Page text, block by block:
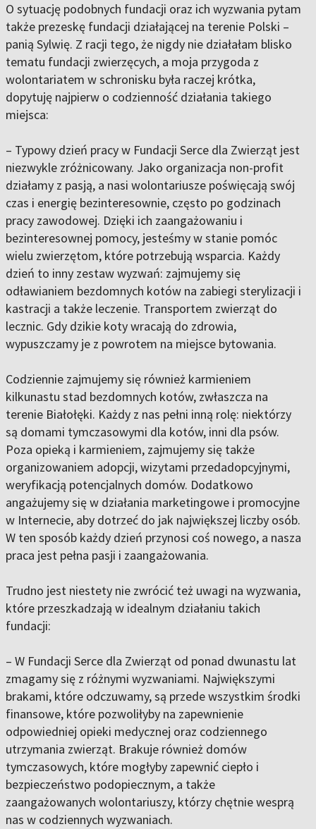
O sytuację podobnych fundacji oraz ich wyzwania pytam
także prezeskę fundacji działającej na terenie Polski –
panią Sylwię. Z racji tego, że nigdy nie działałam blisko
tematu fundacji zwierzęcych, a moja przygoda z
wolontariatem w schronisku była raczej krótka,
dopytuję najpierw o codzienność działania takiego
miejsca:
– Typowy dzień pracy w Fundacji Serce dla Zwierząt jest
niezwykle zróżnicowany. Jako organizacja non-profit
działamy z pasją, a nasi wolontariusze poświęcają swój
czas i energię bezinteresownie, często po godzinach
pracy zawodowej. Dzięki ich zaangażowaniu i
bezinteresownej pomocy, jesteśmy w stanie pomóc
wielu zwierzętom, które potrzebują wsparcia. Każdy
dzień to inny zestaw wyzwań: zajmujemy się
odławianiem bezdomnych kotów na zabiegi sterylizacji i
kastracji a także leczenie. Transportem zwierząt do
lecznic. Gdy dzikie koty wracają do zdrowia,
wypuszczamy je z powrotem na miejsce bytowania.
Codziennie zajmujemy się również karmieniem
kilkunastu stad bezdomnych kotów, zwłaszcza na
terenie Białołęki. Każdy z nas pełni inną rolę: niektórzy
są domami tymczasowymi dla kotów, inni dla psów.
Poza opieką i karmieniem, zajmujemy się także
organizowaniem adopcji, wizytami przedadopcyjnymi,
weryfikacją potencjalnych domów. Dodatkowo
angażujemy się w działania marketingowe i promocyjne
w Internecie, aby dotrzeć do jak największej liczby osób.
W ten sposób każdy dzień przynosi coś nowego, a nasza
praca jest pełna pasji i zaangażowania.
Trudno jest niestety nie zwrócić też uwagi na wyzwania,
które przeszkadzają w idealnym działaniu takich
fundacji:
– W Fundacji Serce dla Zwierząt od ponad dwunastu lat
zmagamy się z różnymi wyzwaniami. Największymi
brakami, które odczuwamy, są przede wszystkim środki
finansowe, które pozwoliłyby na zapewnienie
odpowiedniej opieki medycznej oraz codziennego
utrzymania zwierząt. Brakuje również domów
tymczasowych, które mogłyby zapewnić ciepło i
bezpieczeństwo podopiecznym, a także
zaangażowanych wolontariuszy, którzy chętnie wesprą
nas w codziennych wyzwaniach.